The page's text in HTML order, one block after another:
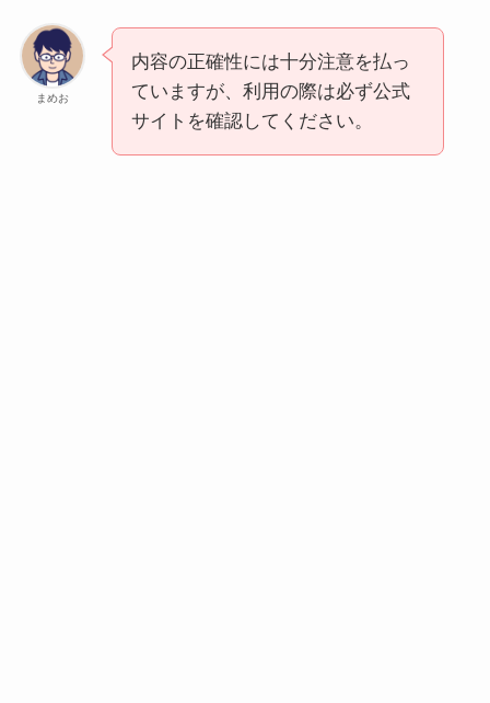
まめお
内容の正確性には十分注意を払っ
ていますが、利用の際は必ず公式
サイトを確認してください。